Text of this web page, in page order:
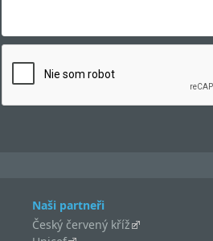
Naši partneři
Český červený kříž